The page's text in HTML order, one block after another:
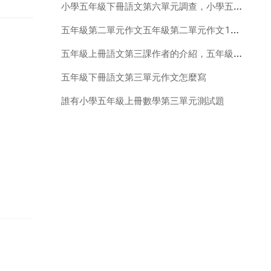
小學五年級下冊語文第六單元調查，小學五年級下冊語文第六單元調查 研究 報告 怎麼寫
五年級第二單元作文五年級第二單元作文100字
五年級上冊語文第三課作者的介紹，五年級上冊語文第三課作者資料
五年級下冊語文第三單元作文怎麼寫
誰有小學五年級上冊數學第三單元測試題